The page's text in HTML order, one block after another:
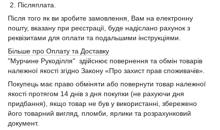
2. Післяплата.
Після того як ви зробите замовлення, Вам на електронну
пошту, вказану при реєстрації, буде надіслано рахунок з
реквізитами для оплати та подальшими інструкціями.
Більше про Оплату та Доставку
"Мурчине Рукоділля" здійснює повернення та обмін товарів
належної якості згідно Закону «Про захист прав споживачів».
Покупець має право обміняти або повернути товар належної
якості протягом 14 днів з дня покупки (не рахуючи дня
придбання), якщо товар не був у використанні, збережено
його товарний вигляд, пломби, ярлики та розрахунковий
документ.